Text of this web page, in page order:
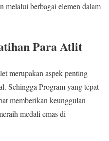
melalui berbagai elemen dalam
Para Atlit
merupakan aspek penting
Sehingga Program yang tepat
memberikan keunggulan
medali emas di